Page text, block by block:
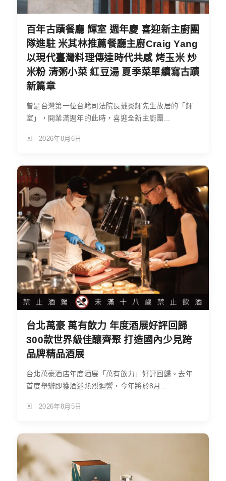
百年古蹟餐廳 輝室 週年慶 喜迎新主廚團
隊進駐 米其林推薦餐廳主廚Craig Yang
以現代臺灣料理傳達時代共感 烤玉米 炒
米粉 清粥小菜 紅豆湯 夏季菜單續寫古蹟
新篇章
曾是台灣第一位台籍司法院長戴炎輝先生故居的「輝
室」，開業滿週年的此時，喜迎全新主廚團...
2026年8月6日
台北萬豪 萬有飲力 年度酒展好評回歸
300款世界級佳釀齊聚 打造國內少見跨
品牌精品酒展
台北萬豪酒店年度酒展「萬有飲力」好評回歸。去年
首度舉辦即獲酒迷熱烈迴響，今年將於8月...
2026年8月5日